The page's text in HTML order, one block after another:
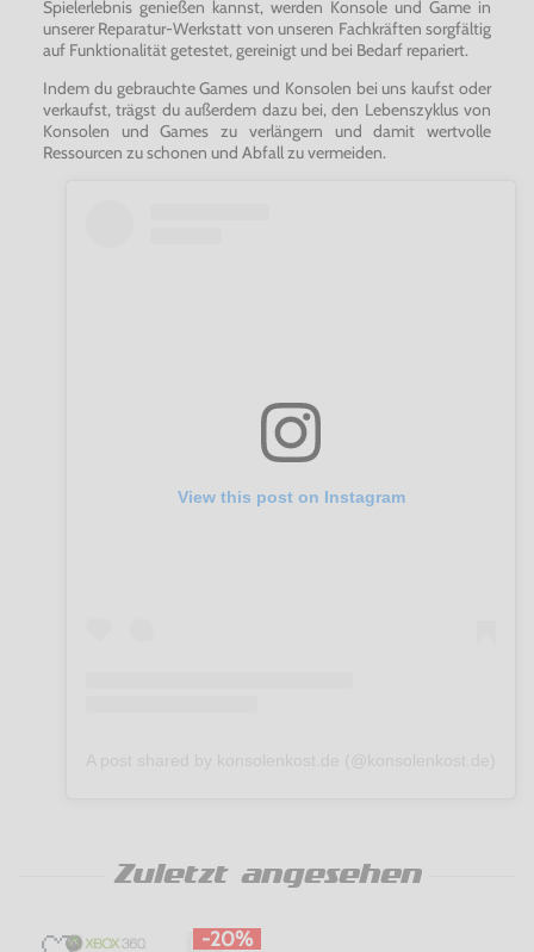
Spielerlebnis genießen kannst, werden Konsole und Game in
unserer Reparatur-Werkstatt von unseren Fachkräften sorgfältig
auf Funktionalität getestet, gereinigt und bei Bedarf repariert.
Indem du gebrauchte Games und Konsolen bei uns kaufst oder
verkaufst, trägst du außerdem dazu bei, den Lebenszyklus von
Konsolen und Games zu verlängern und damit wertvolle
Ressourcen zu schonen und Abfall zu vermeiden.
View this post on Instagram
Zuletzt angesehen
-20%